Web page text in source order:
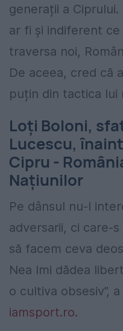
generații a
ar fi și indiferent
traversa noi,
De aceea, cred că
puțin din tactica lui
Loți Boloni,
Lucescu,
Cipru -
Națiunilor
Pe dânsul nu-l
adversarii, ci care-
să facem ceva
Nea Imi dădea
o cultiva obsesiv”,
iamsport.ro.